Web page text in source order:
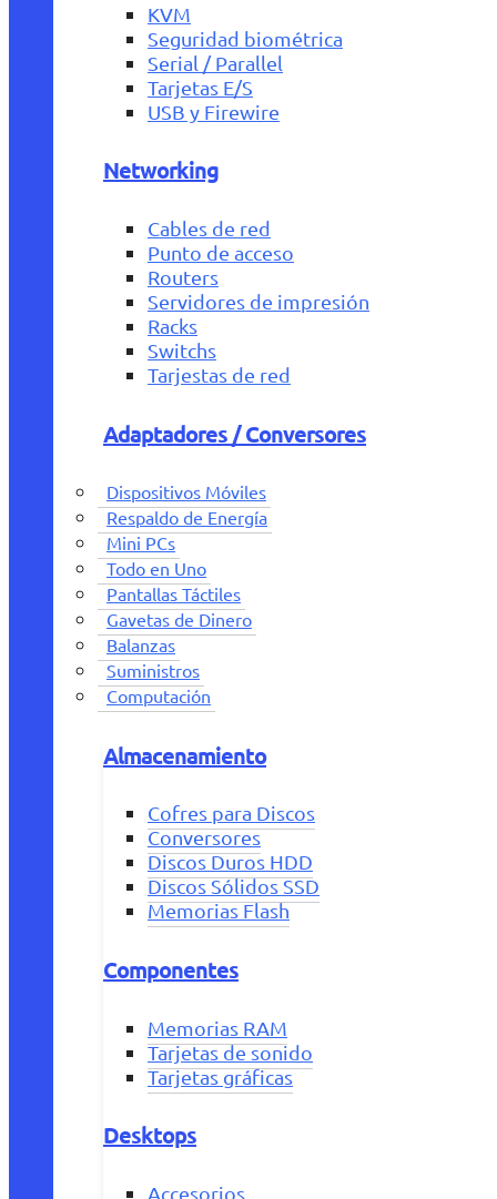
KVM
Seguridad biométrica
Serial / Parallel
Tarjetas E/S
USB y Firewire
Networking
Cables de red
Punto de acceso
Routers
Servidores de impresión
Racks
Switchs
Tarjestas de red
Adaptadores / Conversores
Dispositivos Móviles
Respaldo de Energía
Mini PCs
Todo en Uno
Pantallas Táctiles
Gavetas de Dinero
Balanzas
Suministros
Computación
Almacenamiento
Cofres para Discos
Conversores
Discos Duros HDD
Discos Sólidos SSD
Memorias Flash
Componentes
Memorias RAM
Tarjetas de sonido
Tarjetas gráficas
Desktops
Accesorios